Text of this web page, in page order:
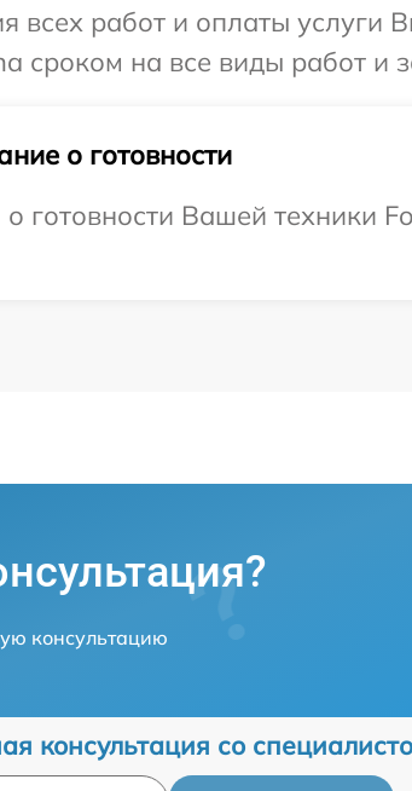
всех работ и оплаты услуги
сроком на все виды работ и
о готовности
Вашей техники
консультацию
консультация со